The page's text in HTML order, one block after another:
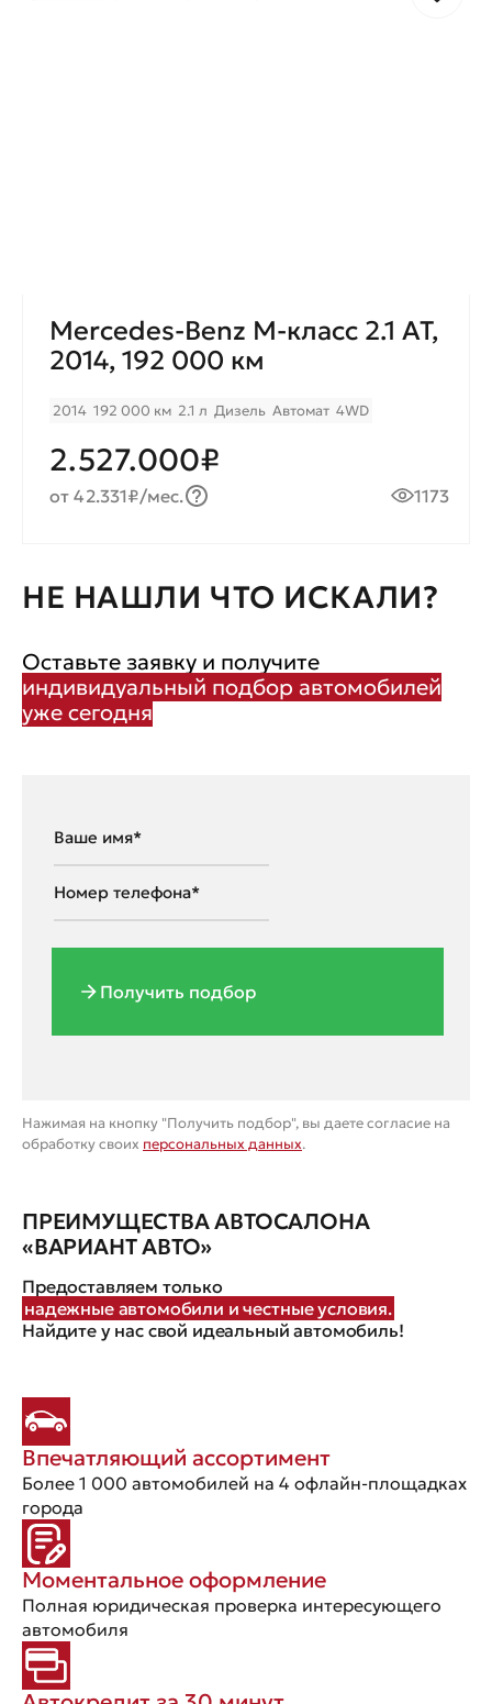
Mercedes-Benz M-класс 2.1 AT,
2014, 192 000 км
2014 192 000 км 2.1 л Дизель Автомат 4WD
2.527.000₽
от 42.331₽/мес. 1173
НЕ НАШЛИ ЧТО ИСКАЛИ?
Оставьте заявку и получите
индивидуальный подбор автомобилей
уже сегодня
Получить подбор
Нажимая на кнопку "Получить подбор", вы даете согласие на
обработку своих персональных данных.
ПРЕИМУЩЕСТВА АВТОСАЛОНА
«ВАРИАНТ АВТО»
Предоставляем только
надежные автомобили и честные условия.
Найдите у нас свой идеальный автомобиль!
Впечатляющий ассортимент
Более 1 000 автомобилей на 4 офлайн-площадках
города
Моментальное оформление
Полная юридическая проверка интересующего
автомобиля